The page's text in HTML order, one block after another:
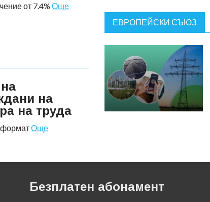
от 7.4% Още
на
на труда
форматОще
ЕВРОПЕЙСКИ СЪЮЗ
Безплатен абонамент